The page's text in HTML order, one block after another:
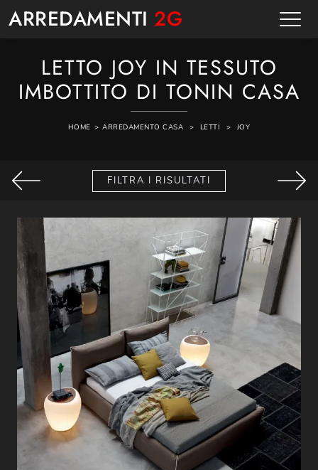
ARREDAMENTI 2G
LETTO JOY IN TESSUTO
IMBOTTITO DI TONIN CASA
HOME > ARREDAMENTO CASA > LETTI > JOY
FILTRA I RISULTATI